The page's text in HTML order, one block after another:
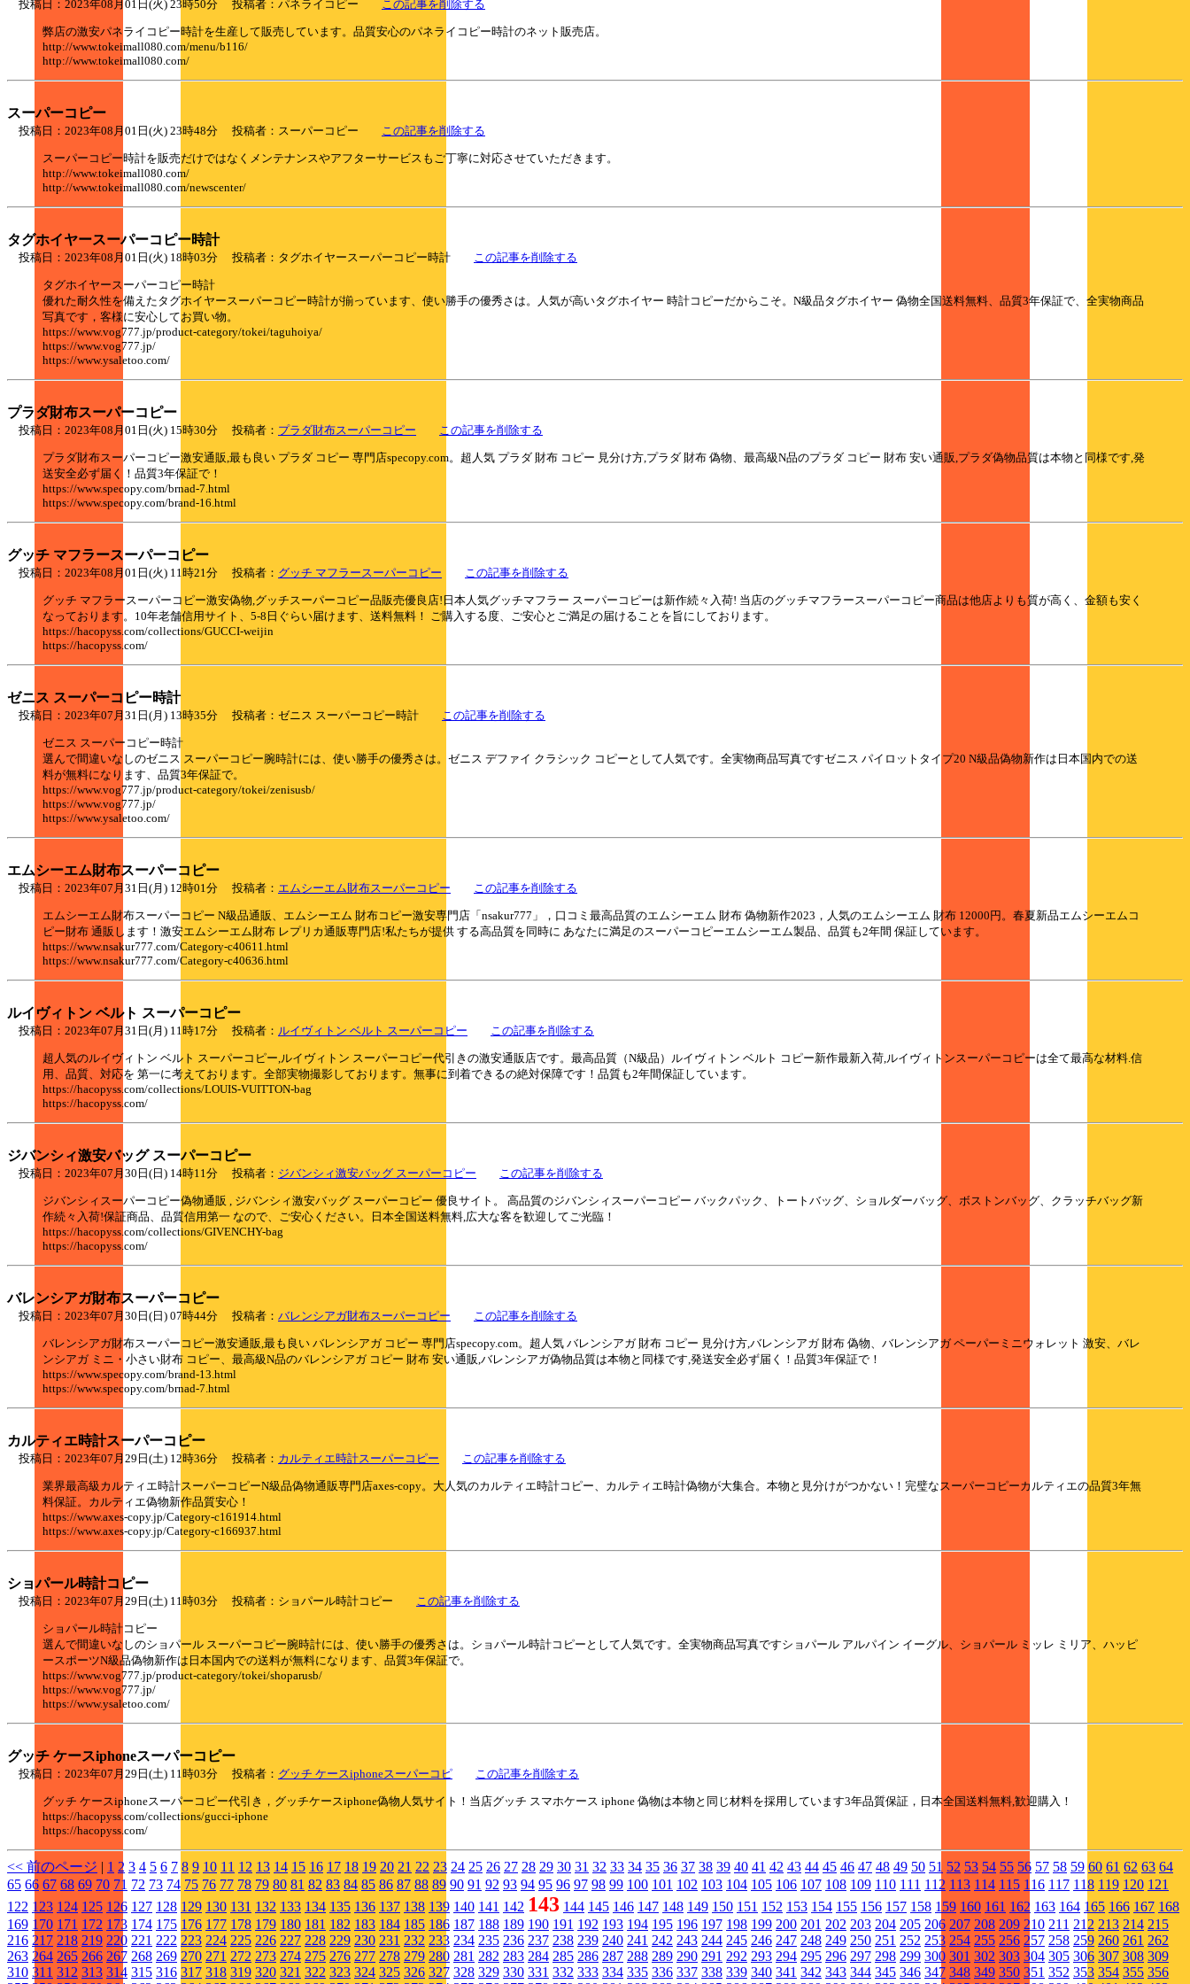
投稿日：2023年08月01日(火) 23時50分 投稿者：パネライコピー この記事を削除する
弊店の激安パネライコピー時計を生産して販売しています。品質安心のパネライコピー時計のネット販売店。
http://www.tokeimall080.com/menu/b116/
http://www.tokeimall080.com/
スーパーコピー
投稿日：2023年08月01日(火) 23時48分 投稿者：スーパーコピー この記事を削除する
スーパーコピー時計を販売だけではなくメンテナンスやアフターサービスもご丁寧に対応させていただきます。
http://www.tokeimall080.com/
http://www.tokeimall080.com/newscenter/
タグホイヤースーパーコピー時計
投稿日：2023年08月01日(火) 18時03分 投稿者：タグホイヤースーパーコピー時計 この記事を削除する
タグホイヤースーパーコピー時計
優れた耐久性を備えたタグホイヤースーパーコピー時計が揃っています、使い勝手の優秀さは。人気が高いタグホイヤー 時計コピーだからこそ。N級品タグホイヤー 偽物全国送料無料、品質3年保証で、全実物商品
写真です，客様に安心してお買い物。
https://www.vog777.jp/product-category/tokei/taguhoiya/
https://www.vog777.jp/
https://www.ysaletoo.com/
プラダ財布スーパーコピー
投稿日：2023年08月01日(火) 15時30分 投稿者： プラダ財布スーパーコピー この記事を削除する
プラダ財布スーパーコピー激安通販,最も良い プラダ コピー 専門店specopy.com。超人気 プラダ 財布 コピー 見分け方,プラダ 財布 偽物、最高級N品のプラダ コピー 財布 安い通販,プラダ偽物品質は本物と同様です,発
送安全必ず届く！品質3年保証で！
https://www.specopy.com/brnad-7.html
https://www.specopy.com/brand-16.html
グッチ マフラースーパーコピー
投稿日：2023年08月01日(火) 11時21分 投稿者： グッチ マフラースーパーコピー この記事を削除する
グッチ マフラースーパーコピー激安偽物,グッチスーパーコピー品販売優良店!日本人気グッチマフラー スーパーコピーは新作続々入荷! 当店のグッチマフラースーパーコピー商品は他店よりも質が高く、金額も安く
なっております。10年老舗信用サイト、5-8日ぐらい届けます、送料無料！ ご購入する度、ご安心とご満足の届けることを旨にしております。
https://hacopyss.com/collections/GUCCI-weijin
https://hacopyss.com/
ゼニス スーパーコピー時計
投稿日：2023年07月31日(月) 13時35分 投稿者：ゼニス スーパーコピー時計 この記事を削除する
ゼニス スーパーコピー時計
選んで間違いなしのゼニス スーパーコピー腕時計には、使い勝手の優秀さは。ゼニス デファイ クラシック コピーとして人気です。全実物商品写真ですゼニス パイロットタイプ20 N級品偽物新作は日本国内での送
料が無料になります、品質3年保証で。
https://www.vog777.jp/product-category/tokei/zenisusb/
https://www.vog777.jp/
https://www.ysaletoo.com/
エムシーエム財布スーパーコピー
投稿日：2023年07月31日(月) 12時01分 投稿者： エムシーエム財布スーパーコピー この記事を削除する
エムシーエム財布スーパーコピー N級品通販、エムシーエム 財布コピー激安専門店「nsakur777」，口コミ最高品質のエムシーエム 財布 偽物新作2023，人気のエムシーエム 財布 12000円。春夏新品エムシーエムコ
ピー財布 通販します！激安エムシーエム財布 レプリカ通販専門店!私たちが提供 する高品質を同時に あなたに満足のスーパーコピーエムシーエム製品、品質も2年間 保証しています。
https://www.nsakur777.com/Category-c40611.html
https://www.nsakur777.com/Category-c40636.html
ルイヴィトン ベルト スーパーコピー
投稿日：2023年07月31日(月) 11時17分 投稿者： ルイヴィトン ベルト スーパーコピー この記事を削除する
超人気のルイヴィトン ベルト スーパーコピー,ルイヴィトン スーパーコピー代引きの激安通販店です。最高品質（N級品）ルイヴィトン ベルト コピー新作最新入荷,ルイヴィトンスーパーコピーは全て最高な材料.信
用、品質、対応を 第一に考えております。全部実物撮影しております。無事に到着できるの絶対保障です！品質も2年間保証しています。
https://hacopyss.com/collections/LOUIS-VUITTON-bag
https://hacopyss.com/
ジバンシィ激安バッグ スーパーコピー
投稿日：2023年07月30日(日) 14時11分 投稿者： ジバンシィ激安バッグ スーパーコピー この記事を削除する
ジバンシィスーパーコピー偽物通販 , ジバンシィ激安バッグ スーパーコピー 優良サイト。 高品質のジバンシィスーパーコピー バックパック、トートバッグ、ショルダーバッグ、ボストンバッグ、クラッチバッグ新
作続々入荷!保証商品、品質信用第一 なので、ご安心ください。日本全国送料無料,広大な客を歓迎してご光臨！
https://hacopyss.com/collections/GIVENCHY-bag
https://hacopyss.com/
バレンシアガ財布スーパーコピー
投稿日：2023年07月30日(日) 07時44分 投稿者： バレンシアガ財布スーパーコピー この記事を削除する
バレンシアガ財布スーパーコピー激安通販,最も良い バレンシアガ コピー 専門店specopy.com。超人気 バレンシアガ 財布 コピー 見分け方,バレンシアガ 財布 偽物、バレンシアガ ペーパーミニウォレット 激安、バレ
ンシアガ ミニ・小さい財布 コピー、最高級N品のバレンシアガ コピー 財布 安い通販,バレンシアガ偽物品質は本物と同様です,発送安全必ず届く！品質3年保証で！
https://www.specopy.com/brand-13.html
https://www.specopy.com/brnad-7.html
カルティエ時計スーパーコピー
投稿日：2023年07月29日(土) 12時36分 投稿者： カルティエ時計スーパーコピー この記事を削除する
業界最高級カルティエ時計スーパーコピーN級品偽物通販専門店axes-copy。大人気のカルティエ時計コピー、カルティエ時計偽物が大集合。本物と見分けがつかない！完璧なスーパーコピーカルティエの品質3年無
料保証。カルティエ偽物新作品質安心！
https://www.axes-copy.jp/Category-c161914.html
https://www.axes-copy.jp/Category-c166937.html
ショパール時計コピー
投稿日：2023年07月29日(土) 11時03分 投稿者：ショパール時計コピー この記事を削除する
ショパール時計コピー
選んで間違いなしのショパール スーパーコピー腕時計には、使い勝手の優秀さは。ショパール時計コピーとして人気です。全実物商品写真ですショパール アルパイン イーグル、ショパール ミッレ ミリア、ハッピ
ースポーツN級品偽物新作は日本国内での送料が無料になります、品質3年保証で。
https://www.vog777.jp/product-category/tokei/shoparusb/
https://www.vog777.jp/
https://www.ysaletoo.com/
グッチ ケースiphoneスーパーコピー
投稿日：2023年07月29日(土) 11時03分 投稿者： グッチ ケースiphoneスーパーコピ この記事を削除する
グッチ ケースiphoneスーパーコピー代引き，グッチケースiphone偽物人気サイト！当店グッチ スマホケース iphone 偽物は本物と同じ材料を採用しています3年品質保証，日本全国送料無料,歓迎購入！
https://hacopyss.com/collections/gucci-iphone
https://hacopyss.com/
<< 前のページ | 1 2 3 4 5 6 7 8 9 10 11 12 13 14 15 16 17 18 19 20 21 22 23 24 25 26 27 28 29 30 31 32 33 34 35 36 37 38 39 40 41 42 43 44 45 46 47 48 49 50 51 52 53 54 55 56 57 58 59 60 61 62 63 64
65 66 67 68 69 70 71 72 73 74 75 76 77 78 79 80 81 82 83 84 85 86 87 88 89 90 91 92 93 94 95 96 97 98 99 100 101 102 103 104 105 106 107 108 109 110 111 112 113 114 115 116 117 118 119 120 121
122 123 124 125 126 127 128 129 130 131 132 133 134 135 136 137 138 139 140 141 142 143 144 145 146 147 148 149 150 151 152 153 154 155 156 157 158 159 160 161 162 163 164 165 166 167 168
169 170 171 172 173 174 175 176 177 178 179 180 181 182 183 184 185 186 187 188 189 190 191 192 193 194 195 196 197 198 199 200 201 202 203 204 205 206 207 208 209 210 211 212 213 214 215
216 217 218 219 220 221 222 223 224 225 226 227 228 229 230 231 232 233 234 235 236 237 238 239 240 241 242 243 244 245 246 247 248 249 250 251 252 253 254 255 256 257 258 259 260 261 262
263 264 265 266 267 268 269 270 271 272 273 274 275 276 277 278 279 280 281 282 283 284 285 286 287 288 289 290 291 292 293 294 295 296 297 298 299 300 301 302 303 304 305 306 307 308 309
310 311 312 313 314 315 316 317 318 319 320 321 322 323 324 325 326 327 328 329 330 331 332 333 334 335 336 337 338 339 340 341 342 343 344 345 346 347 348 349 350 351 352 353 354 355 356